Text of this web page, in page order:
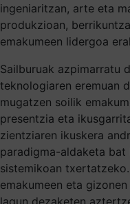
ingeniaritzan, arte eta
produkzioan,
emakumeen lidergoa
Sailburuak azpimarratu
teknologiaren eremuan
mugatzen soilik
presentzia eta
zientziaren ikuskera
paradigma-aldaketa bat
sistemikoan
emakumeen eta
lagun dezaketen